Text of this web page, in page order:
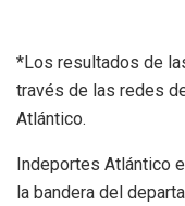
*Los resultados de
través de las redes
Atlántico.
Indeportes Atlántico
la bandera del